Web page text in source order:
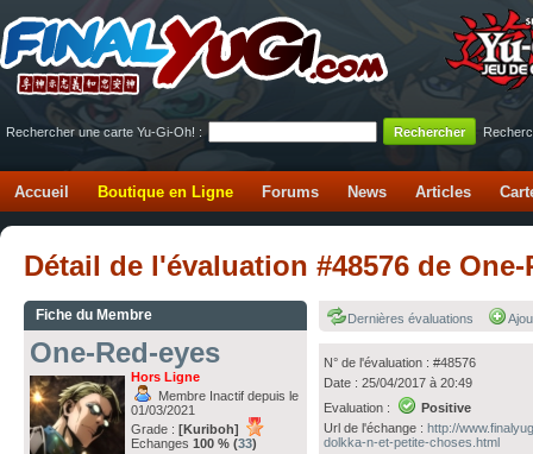
Rechercher une carte Yu-Gi-Oh! :
Accueil Boutique en Ligne Forums News Articles
Détail de l'évaluation #48576 de
Fiche du Membre
One-Red-eyes
Hors Ligne
Membre Inactif depuis le
01/03/2021
Grade : [Kuriboh]
Echanges 100 % (33)
Dernières évaluations
N° de l'évaluation : #48576
Date : 25/04/2017 à 20:49
Evaluation :
Positive
Url de l'échange :http://
dolkka-n-et-petite-choses.html